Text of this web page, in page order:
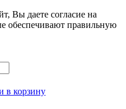
Вы даете согласие на
обеспечивают правильную
в корзину